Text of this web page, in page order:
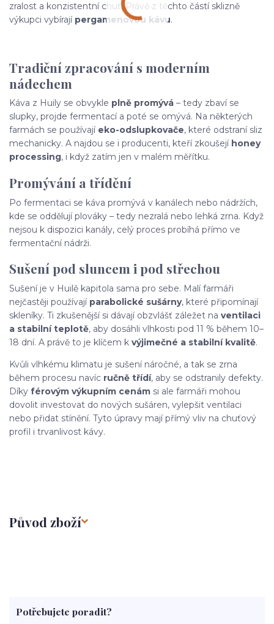
zralost a konzistentní chuť. Právě z těchto částí sklizně
výkupci vybírají pergamenovou kávu.
Tradiční zpracování s moderním
nádechem
Káva z Huily se obvykle plně promývá – tedy zbaví se
slupky, projde fermentací a poté se omývá. Na některých
farmách se používají eko-odslupkovače, které odstraní sliz
mechanicky. A najdou se i producenti, kteří zkoušejí honey
processing, i když zatím jen v malém měřítku.
Promývání a třídění
Po fermentaci se káva promývá v kanálech nebo nádržích,
kde se oddělují plováky – tedy nezralá nebo lehká zrna. Když
nejsou k dispozici kanály, celý proces probíhá přímo ve
fermentační nádrži.
Sušení pod sluncem i pod střechou
Sušení je v Huilě kapitola sama pro sebe. Malí farmáři
nejčastěji používají parabolické sušárny, které připomínají
skleníky. Ti zkušenější si dávají obzvlášť záležet na ventilaci
a stabilní teplotě, aby dosáhli vlhkosti pod 11 % během 10–
18 dní. A právě to je klíčem k výjimečné a stabilní kvalitě.
Kvůli vlhkému klimatu je sušení náročné, a tak se zrna
během procesu navíc ručně třídí, aby se odstranily defekty.
Díky férovým výkupním cenám si ale farmáři mohou
dovolit investovat do nových sušáren, vylepšit ventilaci
nebo přidat stínění. Tyto úpravy mají přímý vliv na chuťový
profil i trvanlivost kávy.
Původ zboží
Potřebujete poradit?